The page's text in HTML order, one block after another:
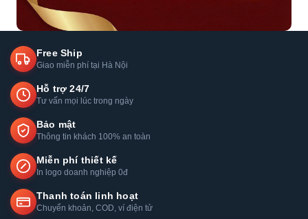
Free Ship
Giao miễn phí tại Hà Nội
Hỗ trợ 24/7
Tư vấn mọi lúc trong ngày
Bảo mật
Thông tin khách 100% an toàn
Miễn phí thiết kế
In logo doanh nghiệp 0đ
Thanh toán linh hoạt
Chuyển khoản, COD, ví điện tử